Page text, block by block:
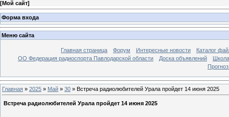
[Мой сайт]
Форма входа
Меню сайта
Главная страница Форум Интересные новости
Каталог
ОО Федерация радиоспорта Павлодарской области
Доска объявлений
Главная » 2025 » Май » 30 » Встреча радиолюбителей Урала пройдет 14 июня 2025
Встреча радиолюбителей Урала пройдет 14 июня 2025